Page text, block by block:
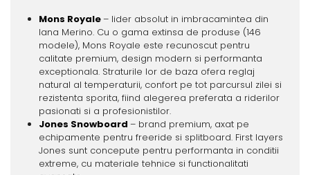
Mons Royale– lider absolut in imbracamintea din
lana Merino. Cu o gama extinsa de produse (146
modele), Mons Royale este recunoscut pentru
calitate premium, design modern si performanta
exceptionala. Straturile lor de baza ofera reglaj
natural al temperaturii, confort pe tot parcursul zilei si
rezistenta sporita, fiind alegerea preferata a riderilor
pasionati si a profesionistilor.
Jones Snowboard – brand premium, axat pe
echipamente pentru freeride si splitboard. First layers
Jones sunt concepute pentru performanta in conditii
extreme, cu materiale tehnice si functionalitati